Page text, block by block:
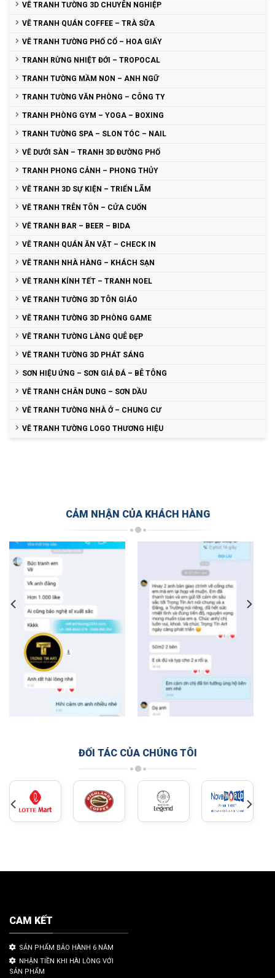
VẼ TRANH TƯỜNG 3D CHUYÊN NGHIỆP
VẼ TRANH QUÁN COFFEE – TRÀ SỮA
VẼ TRANH TƯỜNG PHỐ CỔ – HOA GIẤY
TRANH RỪNG NHIỆT ĐỚI – TROPOCAL
TRANH TƯỜNG MẦM NON – ANH NGỮ
TRANH TƯỜNG VĂN PHÒNG – CÔNG TY
TRANH PHÒNG GYM – YOGA – BOXING
TRANH TƯỜNG SPA – SLON TÓC – NAIL
VẼ DƯỚI SÀN – TRANH 3D ĐƯỜNG PHỐ
TRANH PHONG CẢNH – PHONG THỦY
VẼ TRANH 3D SỰ KIỆN – TRIỂN LÃM
VẼ TRANH TRÊN TÔN – CỬA CUỐN
VẼ TRANH BAR – BEER – BIDA
VẼ TRANH QUÁN ĂN VẶT – CHECK IN
VẼ TRANH NHÀ HÀNG – KHÁCH SẠN
VẼ TRANH KÍNH TẾT – TRANH NOEL
VẼ TRANH TƯỜNG 3D TÔN GIÁO
VẼ TRANH TƯỜNG 3D PHÒNG GAME
VẼ TRANH TƯỜNG LÀNG QUÊ ĐẸP
VẼ TRANH TƯỜNG 3D PHÁT SÁNG
SƠN HIỆU ỨNG – SƠN GIẢ ĐÁ – BÊ TÔNG
VẼ TRANH CHÂN DUNG – SƠN DẦU
VẼ TRANH TƯỜNG NHÀ Ở – CHUNG CƯ
VẼ TRANH TƯỜNG LOGO THƯƠNG HIỆU
CẢM NHẬN CỦA KHÁCH HÀNG
ĐỐI TÁC CỦA CHÚNG TÔI
CAM KẾT
SẢN PHẨM BẢO HÀNH 6 NĂM
NHẬN TIỀN KHI HÀI LÒNG VỚI
SẢN PHẨM